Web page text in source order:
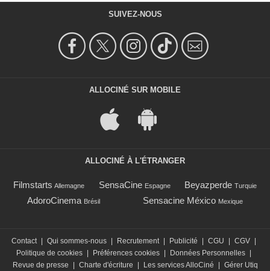
SUIVEZ-NOUS
ALLOCINÉ SUR MOBILE
ALLOCINÉ À L'ÉTRANGER
Filmstarts Allemagne SensaCine Espagne Beyazperde Turquie
AdoroCinema Brésil Sensacine México Mexique
Contact Qui sommes-nous Recrutement Publicité CGU CGV
Politique de cookies
Préférences cookies Données Personnelles
Revue de presse
Charte d'écriture Les services AlloCiné Gérer Utiq